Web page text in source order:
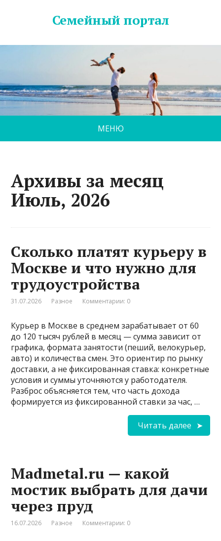
Семейный портал
МЕНЮ
Архивы за месяц
Июль, 2026
Сколько платят курьеру в
Москве и что нужно для
трудоустройства
31.07.2026 Разное Комментарии: 0
Курьер в Москве в среднем зарабатывает от 60
до 120 тысяч рублей в месяц — сумма зависит от
графика, формата занятости (пеший, велокурьер,
авто) и количества смен. Это ориентир по рынку
доставки, а не фиксированная ставка: конкретные
условия и суммы уточняются у работодателя.
Разброс объясняется тем, что часть дохода
формируется из фиксированной ставки за час, …
Читать далее
Madmetal.ru — какой
мостик выбрать для дачи
через пруд
16.07.2026 Разное Комментарии: 0